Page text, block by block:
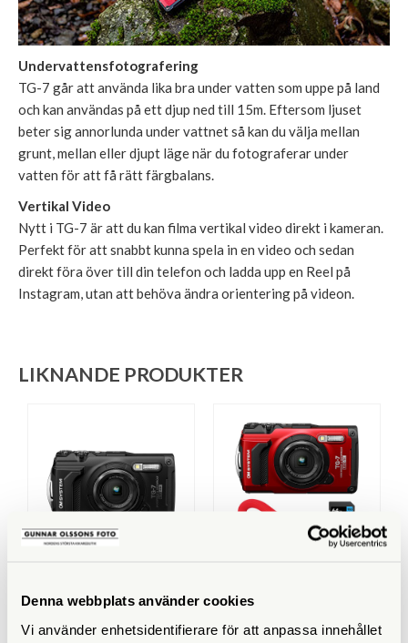
Denna webbplats använder cookies
Vi använder enhetsidentifierare för att anpassa innehållet
Undervattensfotografering
TG-7 går att använda lika bra under vatten som uppe på land
och kan användas på ett djup ned till 15m. Eftersom ljuset
beter sig annorlunda under vattnet så kan du välja mellan
grunt, mellan eller djupt läge när du fotograferar under
vatten för att få rätt färgbalans.
Vertikal Video
Nytt i TG-7 är att du kan filma vertikal video direkt i kameran.
Perfekt för att snabbt kunna spela in en video och sedan
direkt föra över till din telefon och ladda upp en Reel på
Instagram, utan att behöva ändra orientering på videon.
LIKNANDE PRODUKTER
OM System Tough TG-7
OM System Tough TG-7